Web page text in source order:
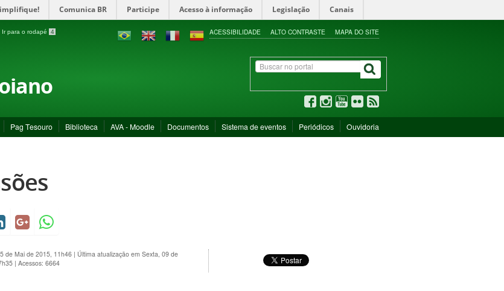
Comunica BR Participe Acesso à informação Legislação Canais
Ir para o rodapé 4 ACESSIBILIDADE ALTO CONTRASTE MAPA DO SITE
Pag Tesouro Biblioteca AVA - Moodle Documentos Sistema de eventos Periódicos Ouvidoria
de Mai de 2015, 11h46 | Última atualização em Sexta, 09 de
| Acessos: 6664